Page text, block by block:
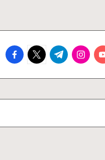
facebook.com
twitter.com
t.me